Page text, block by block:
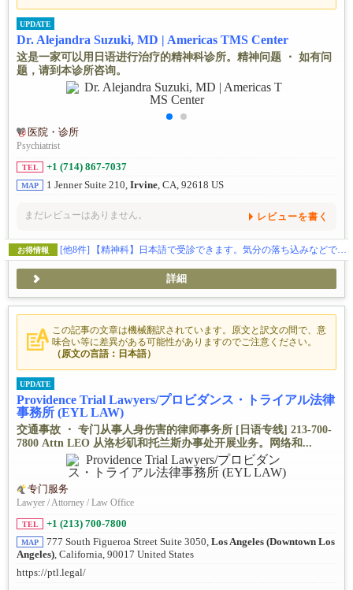
UPDATE
Dr. Alejandra Suzuki, MD | Americas TMS Center
这是一家可以用日语进行治疗的精神科诊所。精神问题 ・ 如有问
题，请到本诊所咨询。
医院・诊所
Psychiatrist
TEL +1 (714) 867-7037
MAP 1 Jenner Suite 210, Irvine , CA, 92618 US
まだレビューはありません。 レビューを書く
お得情報 [他8件] 【精神科】日本語で受診できます。気分の落ち込みなどでお困りの方、ご相談ください🕊️
詳細
この記事の文章は機械翻訳されています。原文と訳文の間で、意
味合い等に差異がある可能性がありますのでご注意ください。
（原文の言語：日本語）
UPDATE
Providence Trial Lawyers/プロビダンス・トライアル法律
事務所 (EYL LAW)
交通事故 ・ 专门从事人身伤害的律师事务所 [日语专线] 213-700-
7800 Attn LEO 从洛杉矶和托兰斯办事处开展业务。网络和...
专门服务
Lawyer / Attorney / Law Office
TEL +1 (213) 700-7800
MAP 777 South Figueroa Street Suite 3050, Los Angeles (Downtown Los
Angeles), California, 90017 United States
https://ptl.legal/